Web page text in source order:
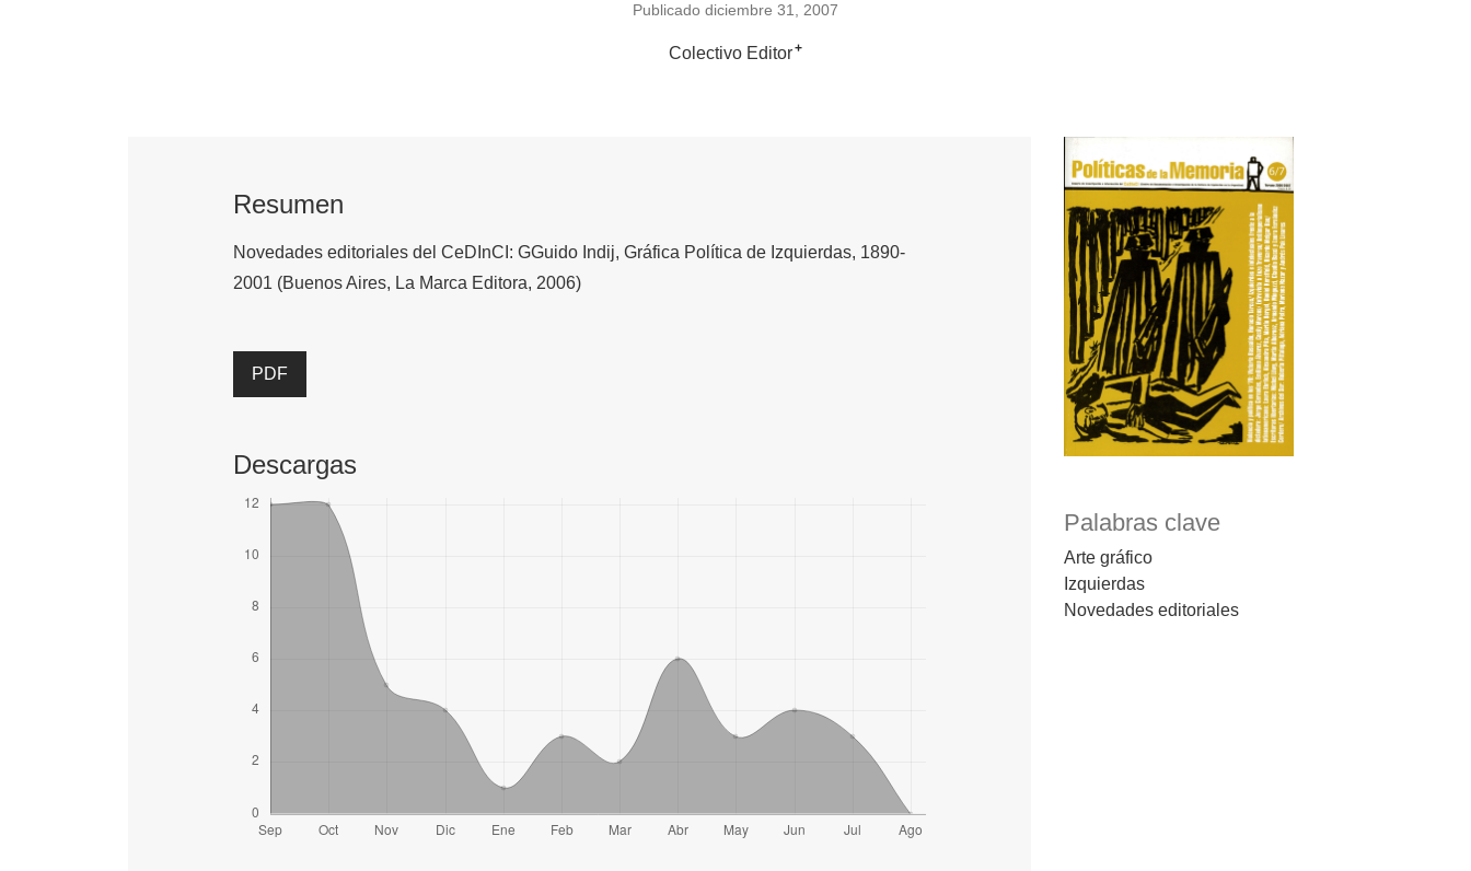
Publicado diciembre 31, 2007
Colectivo Editor+
Palabras clave
Arte gráfico
Izquierdas
Novedades editoriales
Resumen
Novedades editoriales del CeDInCI: GGuido Indij, Gráfica Política de Izquierdas, 1890-
2001 (Buenos Aires, La Marca Editora, 2006)
PDF
Descargas